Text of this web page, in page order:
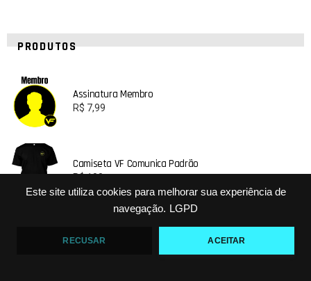
Este site utiliza cookies para melhorar sua experiência de
navegação. LGPD
RECUSAR ACEITAR
PRODUTOS
Assinatura Membro
R$ 7,99
Camiseta VF Comunica Padrão
R$100
R$100